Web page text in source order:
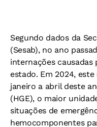
Segundo dados da
(Sesab), no ano
internações
estado. Em 2024,
janeiro a abril deste
(HGE), o maior
situações de
hemocomponentes